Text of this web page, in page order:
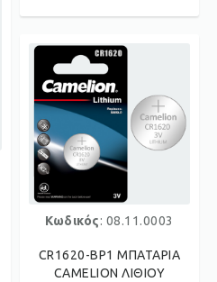
Κωδικός: 08.11.0003
CR1620-BP1 ΜΠΑΤΑΡΙΑ
CAMELION ΛΙΘΙΟΥ